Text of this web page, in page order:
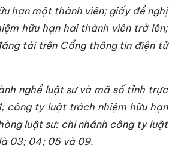
hạn một thành viên; giấy đề nghị
hữu hạn hai thành viên trở lên;
tải trên Cổng thông tin điện tử
nghề luật sư và mã số tỉnh trực
công ty luật trách nhiệm hữu hạn
luật sư; chi nhánh công ty luật
03; 04; 05 và 09.